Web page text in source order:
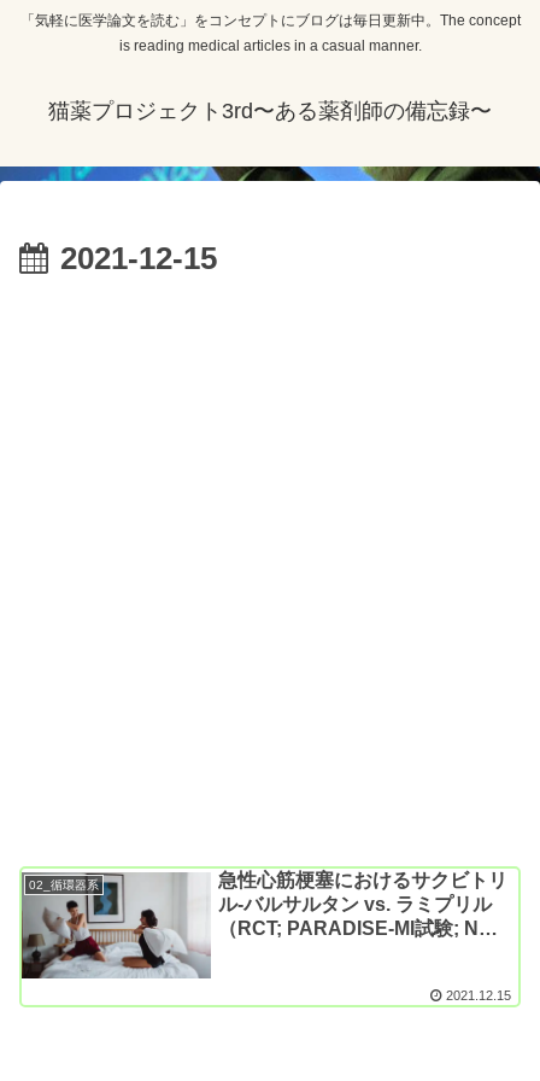
「気軽に医学論文を読む」をコンセプトにブログは毎日更新中。The concept
is reading medical articles in a casual manner.
猫薬プロジェクト3rd〜ある薬剤師の備忘録〜
2021-12-15
02_循環器系
急性心筋梗塞におけるサクビトリ
ル-バルサルタン vs. ラミプリル
（RCT; PARADISE-MI試験; N
2021.12.15